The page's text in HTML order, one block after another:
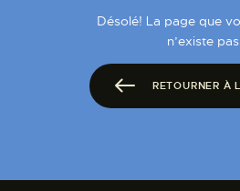
Désolé! La page que
n’existe
RETOURNER À